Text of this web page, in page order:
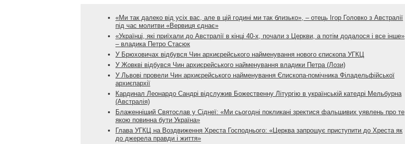
«Ми так далеко від усіх вас, але в цій годині ми так близько», – отець Ігор Головко з Австралії
під час молитви «Вервиця єднає»
«Українці, які приїхали до Австралії в кінці 40-х, почали з Церкви, а потім додалося і все інше»,
– владика Петро Стасюк
У Брюховичах відбувся Чин архиєрейського найменування нового єпископа УГКЦ
У Жовкві відбувся Чин архиєрейського найменування владики Петра (Лози)
У Львові провели Чин архиєрейського найменування Єпископа-помічника Філадельфійської
архиєпархії
Кардинал Леонардо Сандрі відслужив Божественну Літургію в українській катедрі Мельбурна
(Австралія)
Блаженніший Святослав у Сіднеї: «Ми сьогодні покликані зректися фальшивих уявлень про те,
якою повинна бути Україна»
Глава УГКЦ на Воздвиження Хреста Господнього: «Церква запрошує приступити до Хреста як
до джерела правди і життя»